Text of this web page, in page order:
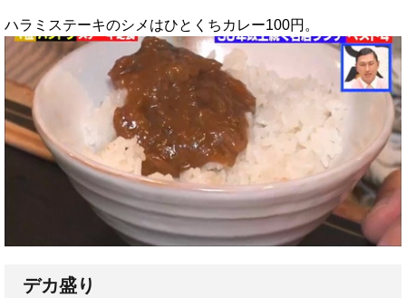
ハラミステーキのシメはひとくちカレー100円。
デカ盛り